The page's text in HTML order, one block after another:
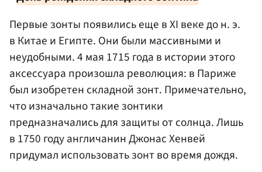
Первые зонты появились еще в XI веке до н. э.
в Китае и Египте. Они были массивными и
неудобными. 4 мая 1715 года в истории этого
аксессуара произошла революция: в Париже
был изобретен складной зонт. Примечательно,
что изначально такие зонтики
предназначались для защиты от солнца. Лишь
в 1750 году англичанин Джонас Хенвей
придумал использовать зонт во время дождя.